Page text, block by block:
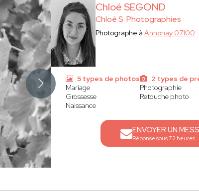
Chloé SEGOND
Chloé S. Photographies
Photographe à Annonay 07100
5 types de photos
Mariage
Grossesse
Naissance
2 types de
Photographie
Retouche photo
ENVOYER UN
Réponse sous 72 heures